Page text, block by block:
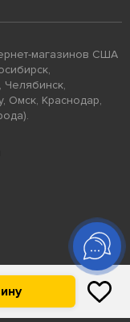
магазинов США
Челябинск,
Омск, Краснодар,